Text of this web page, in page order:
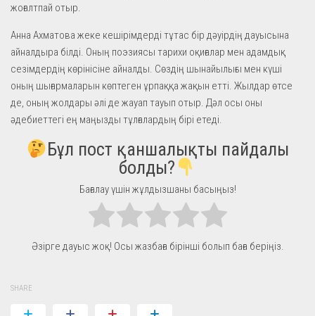
жоғалтпай отыр.
Анна Ахматова жеке кешірімдерді тұтас бір дәуірдің дауысына
айналдыра білді. Оның поэзиясы тарихи оқиғалар мен адамдық
сезімдердің көрінісіне айналды. Сөздің шынайылығы мен күші
оның шығармаларын көптеген ұрпаққа жақын етті. Жылдар өтсе
де, оның жолдары әлі де жауап тауып отыр. Дәл осы оны
әдебиеттегі ең маңызды тұлғалардың бірі етеді.
Бұл пост қаншалықты пайдалы
болды?
Бағалау үшін жұлдызшаны басыңыз!
Әзірге дауыс жоқ! Осы жазбаға бірінші болып баға беріңіз.
SHARE